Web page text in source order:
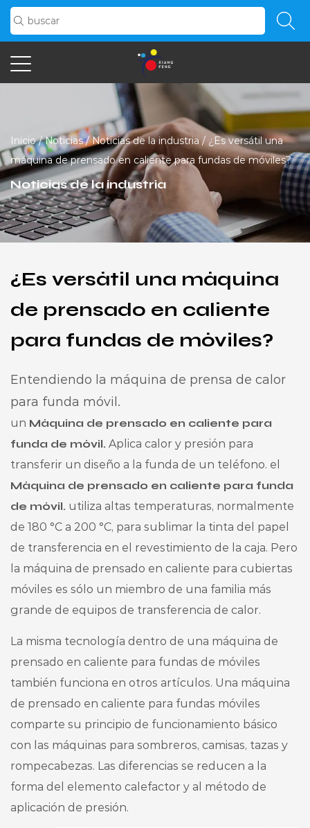
Inicio/Noticias/Noticias de la industria/¿Es versátil una
máquina de prensado en caliente para fundas de móviles?
Noticias de la industria
¿Es versátil una máquina
de prensado en caliente
para fundas de móviles?
Entendiendo la máquina de prensa de calor
para funda móvil.
un Máquina de prensado en caliente para
funda de móvil. Aplica calor y presión para
transferir un diseño a la funda de un teléfono. el
Máquina de prensado en caliente para funda
de móvil. utiliza altas temperaturas, normalmente
de 180 °C a 200 °C, para sublimar la tinta del papel
de transferencia en el revestimiento de la caja. Pero
la máquina de prensado en caliente para cubiertas
móviles es sólo un miembro de una familia más
grande de equipos de transferencia de calor.
La misma tecnología dentro de una máquina de
prensado en caliente para fundas de móviles
también funciona en otros artículos. Una máquina
de prensado en caliente para fundas móviles
comparte su principio de funcionamiento básico
con las máquinas para sombreros, camisas, tazas y
rompecabezas. Las diferencias se reducen a la
forma del elemento calefactor y al método de
aplicación de presión.